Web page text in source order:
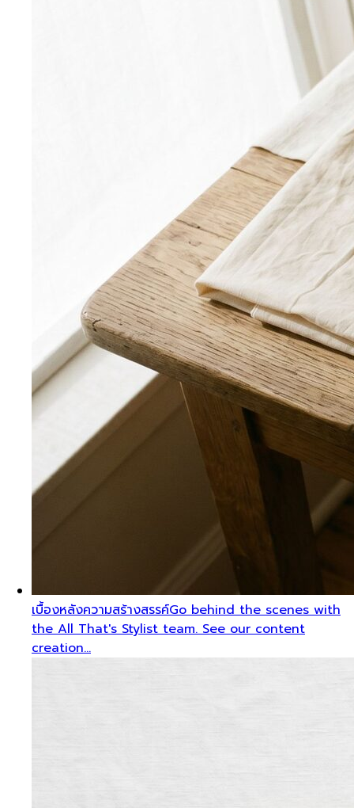
เบื้องหลังความสร้างสรรค์Go behind the scenes with
the All That's Stylist team. See our content
creation…